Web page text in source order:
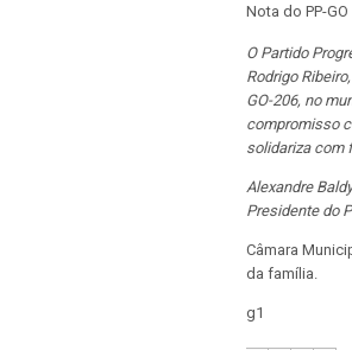
Nota do PP-GO
O Partido
Rodrigo
GO-206, no
compromisso
solidariza com
Alexandre Baldy
Presidente do
Câmara
da família.
g1